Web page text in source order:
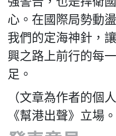
心。在國際局勢動
我們的定海神針，
興之路上前行的每
足。
（文章為作者的個
《幫港出聲》立場。